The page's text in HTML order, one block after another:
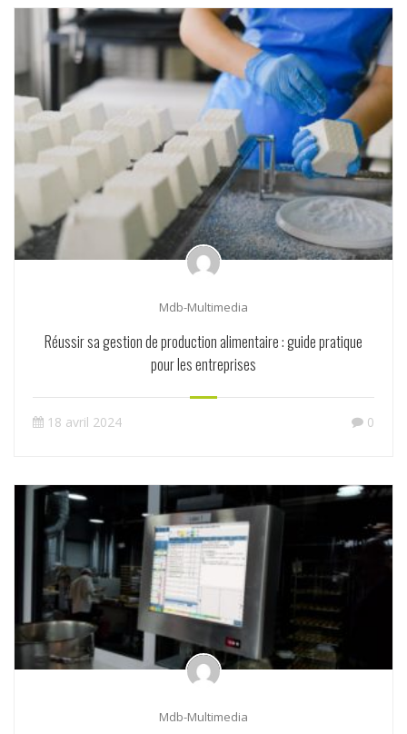
Mdb-Multimedia
Réussir sa gestion de production alimentaire : guide pratique
pour les entreprises
18 avril 2024 0
Mdb-Multimedia